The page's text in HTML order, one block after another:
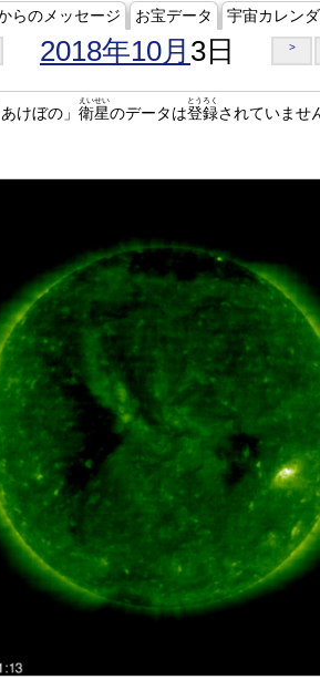
らのメッセージ お宝データ 宇宙カレン
2018年10月 3日 >
けぼの」 衛星
えいせい
のデータは登録
とうろく
されていませ